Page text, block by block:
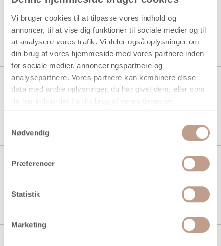
Vi bruger cookies til at tilpasse vores indhold og
annoncer, til at vise dig funktioner til sociale medier og til
at analysere vores trafik. Vi deler også oplysninger om
din brug af vores hjemmeside med vores partnere inden
for sociale medier, annonceringspartnere og
analysepartnere. Vores partnere kan kombinere disse
data med andre oplysninger, du har givet dem, eller som
Nødvendig
Præferencer
Statistik
Marketing
Skolelim, 100 ml/ 1 fl.
1 stk á 27,94 kr.
Køb mere til kun: 22,81 kr.
Palet, Rund palet med 11 rum,
diam. 17 cm, hvid, 1 stk.
Tøjklemmer, L: 30 mm, B: 3 mm,